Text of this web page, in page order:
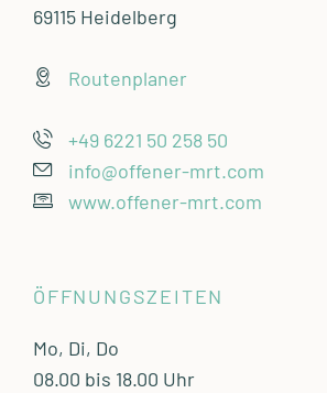
69115 Heidelberg
Routenplaner
+49 6221 50 258 50
info@offener-mrt.com
www.offener-mrt.com
ÖFFNUNGSZEITEN
Mo, Di, Do
08.00 bis 18.00 Uhr